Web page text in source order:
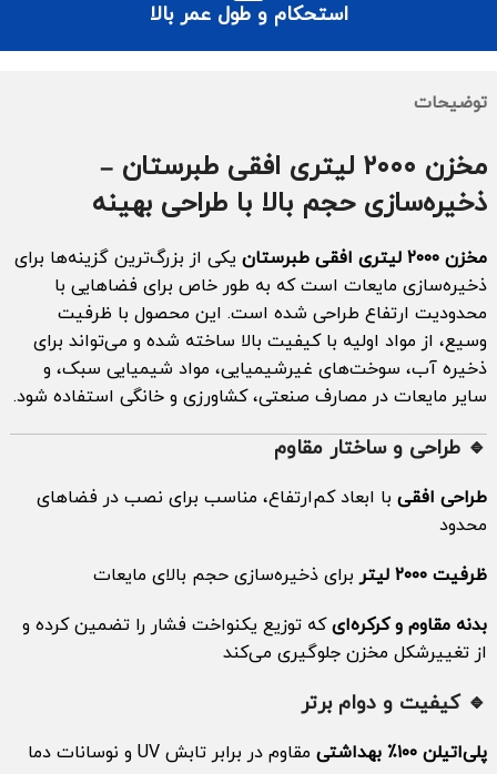
استحکام و طول عمر بالا
توضیحات
مخزن ۲۰۰۰ لیتری افقی طبرستان –
ذخیره‌سازی حجم بالا با طراحی بهینه
مخزن ۲۰۰۰ لیتری افقی طبرستان
یکی از بزرگ‌ترین گزینه‌ها برای
ذخیره‌سازی مایعات است که به طور خاص برای فضاهایی با
محدودیت ارتفاع طراحی شده است. این محصول با ظرفیت
وسیع، از مواد اولیه با کیفیت بالا ساخته شده و می‌تواند برای
ذخیره آب، سوخت‌های غیرشیمیایی، مواد شیمیایی سبک، و
سایر مایعات در مصارف صنعتی، کشاورزی و خانگی استفاده شود.
🔹 طراحی و ساختار مقاوم
طراحی افقیبا ابعاد کم‌ارتفاع، مناسب برای نصب در فضاهای
محدود
ظرفیت ۲۰۰۰ لیتر برای ذخیره‌سازی حجم بالای مایعات
بدنه مقاوم و کرکره‌ایکه توزیع یکنواخت فشار را تضمین کرده و
از تغییرشکل مخزن جلوگیری می‌کند
🔹 کیفیت و دوام برتر
پلی‌اتیلن ۱۰۰٪ بهداشتی مقاوم در برابر تابش UV و نوسانات دما